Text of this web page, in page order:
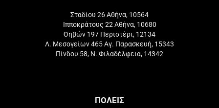
Σταδίου 26 Αθήνα, 10564
Ιπποκράτους 22 Αθήνα, 10680
Θηβών 197 Περιστέρι, 12134
Λ. Μεσογείων 465 Αγ. Παρασκευή, 15343
Πίνδου 58, Ν. Φιλαδέλφεια, 14342
ΠΟΛΕΙΣ